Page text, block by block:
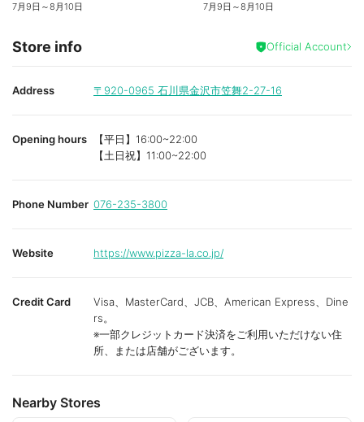
7月9日 ～8月10日 7月9日 ～8月10日
Store info Official Account
Address 〒920-0965 石川県金沢市笠舞2-27-16
Opening hours
【平日】16:00~22:00
【土日祝】11:00~22:00
Phone Number 076-235-3800
Website https://www.pizza-la.co.jp/
Credit Card
Visa、MasterCard、JCB、American Express、Dine
rs。
※一部クレジットカード決済をご利用いただけない住
所、または店舗がございます。
Nearby Stores